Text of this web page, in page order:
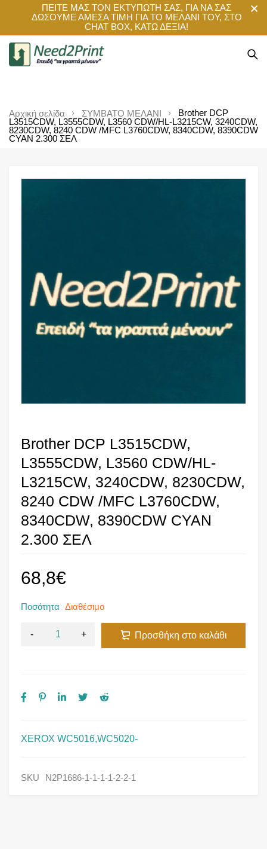
ΠΕΙΤΕ ΜΑΣ ΤΟΝ ΕΚΤΥΠΩΤΗ ΣΑΣ, ΓΙΑ ΝΑ ΣΑΣ
ΔΩΣΟΥΜΕ ΑΜΕΣΑ ΤΙΜΗ ΓΙΑ ΤΟ ΜΕΛΑΝΙ ΤΟΥ, ΣΤΟ
CHAT BOX, ΚΑΤΩ ΔΕΞΙΑ!
Αρχική σελίδα ΣΥΜΒΑΤΟ ΜΕΛΑΝΙ
Brother DCP
L3515CDW, L3555CDW, L3560 CDW/HL-L3215CW, 3240CDW,
8230CDW, 8240 CDW /MFC L3760CDW, 8340CDW, 8390CDW
CYAN 2.300 ΣΕΛ
Brother DCP L3515CDW,
L3555CDW, L3560 CDW/HL-
L3215CW, 3240CDW, 8230CDW,
8240 CDW /MFC L3760CDW,
8340CDW, 8390CDW CYAN
2.300 ΣΕΛ
XEROX WC5016,WC5020-
68,8€
Ποσότητα Διαθέσιμο
Προσθήκη στο καλάθι
SKU N2P1686-1-1-1-1-2-2-1